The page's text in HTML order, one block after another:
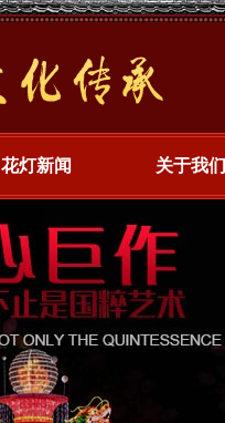
花灯新闻 关于我们